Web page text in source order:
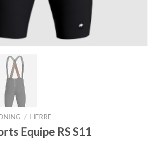
/ HERRE
Equipe RS S11